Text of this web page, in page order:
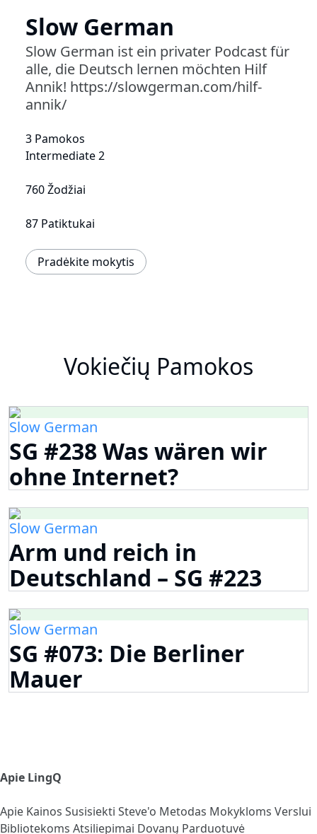
Slow German
Slow German ist ein privater Podcast für
alle, die Deutsch lernen möchten Hilf
Annik! https://slowgerman.com/hilf-
annik/
3 Pamokos
Intermediate 2
760 Žodžiai
87 Patiktukai
Pradėkite mokytis
Vokiečių Pamokos
Slow German
SG #238 Was wären wir
ohne Internet?
Slow German
Arm und reich in
Deutschland – SG #223
Slow German
SG #073: Die Berliner
Mauer
Apie LingQ
Apie Kainos Susisiekti Steve'o Metodas Mokykloms Verslui
Bibliotekoms Atsiliepimai Dovanų Parduotuvė